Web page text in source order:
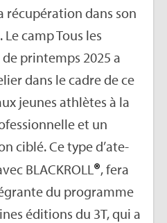
récu­pé­ra­tion dans son
camp Tous les
prin­temps 2025 a
dans le cadre de ce
jeunes ath­lètes à la
et un
ciblé. Ce type d’ate­
BLA­CKROLL ®, fera
du pro­gramme
édi­tions du 3T, qui a